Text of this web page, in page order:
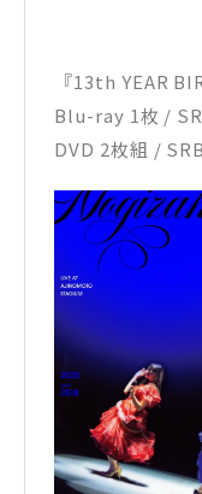
『13th YEAR
Blu-ray 1枚 /
DVD 2枚組 /